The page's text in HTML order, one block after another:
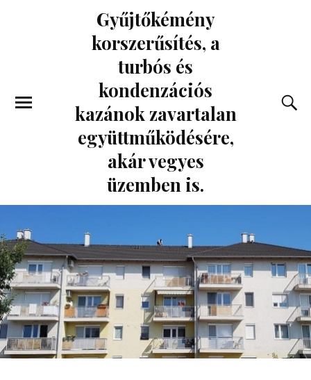
Gyűjtőkémény
korszerűsítés, a
turbós és
kondenzációs
kazánok zavartalan
együttműködésére,
akár vegyes
üzemben is.